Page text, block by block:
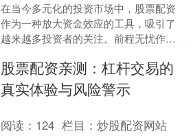
在当今多元化的投资市场中，股票配资
作为一种放大资金效应的工具，吸引了
越来越多投资者的关注。前程无忧作为
中不乏对股票配资感兴趣的....
股票配资亲测：杠杆交易的
真实体验与风险警示
阅读： 124 栏目：炒股配资网站